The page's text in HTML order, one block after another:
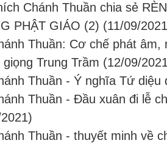
Chánh Thuần chia sẻ
PHẬT GIÁO (2) (11/09/
Thuần: Cơ chế phát âm,
Trung Trầm (12/09/
Thuần - Ý nghĩa Tứ diệu
Thuần - Đầu xuân đi lễ
Thuần - thuyết minh về